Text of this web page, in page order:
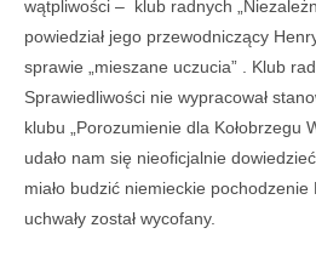
wątpliwości – klub radnych
powiedział jego przewodniczący
sprawie „mieszane uczucia” . Klub
Sprawiedliwości nie wypracował
klubu „Porozumienie dla Kołobrzegu
udało nam się nieoficjalnie
miało budzić niemieckie
uchwały został wycofany.